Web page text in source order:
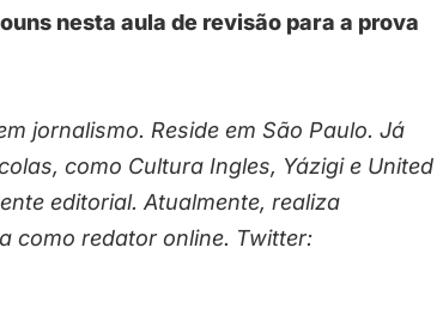
nesta aula de revisão para a prova
jornalismo. Reside em São Paulo. Já
como Cultura Ingles, Yázigi e United
editorial. Atualmente, realiza
como redator online. Twitter: